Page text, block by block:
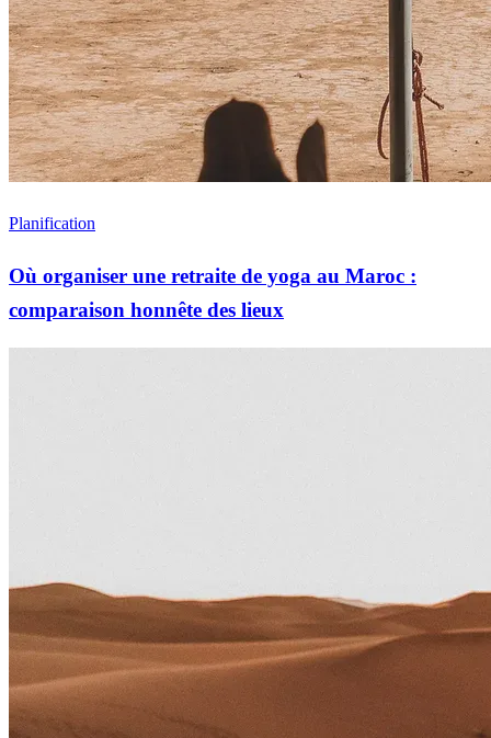
Planification
Où organiser une retraite de yoga au Maroc :
comparaison honnête des lieux